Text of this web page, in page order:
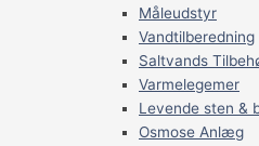
Måleudstyr
Vandtilberedning
Saltvands
Varmelegemer
Levende sten &
Osmose Anlæg